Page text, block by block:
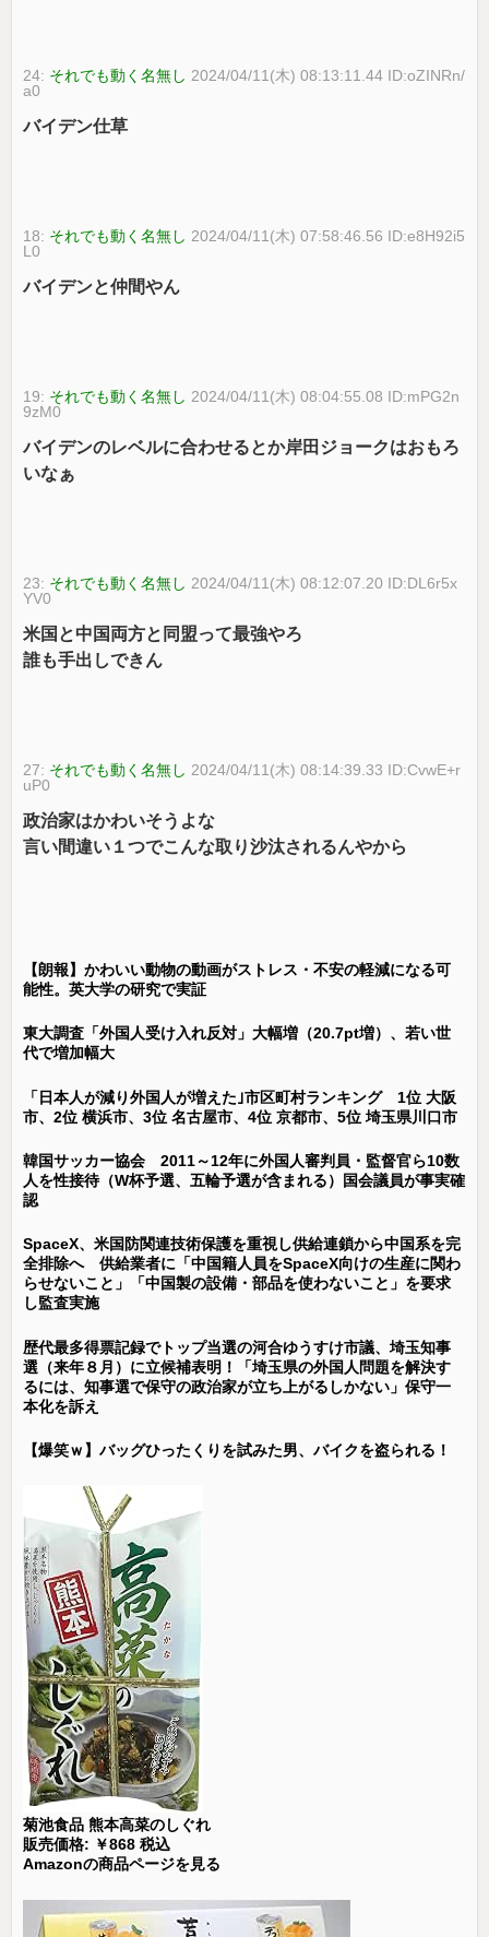
24: それでも動く名無し 2024/04/11(木) 08:13:11.44 ID:oZINRn/
a0
バイデン仕草
18: それでも動く名無し 2024/04/11(木) 07:58:46.56 ID:e8H92i5
L0
バイデンと仲間やん
19: それでも動く名無し 2024/04/11(木) 08:04:55.08 ID:mPG2n
9zM0
バイデンのレベルに合わせるとか岸田ジョークはおもろ
いなぁ
23: それでも動く名無し 2024/04/11(木) 08:12:07.20 ID:DL6r5x
YV0
米国と中国両方と同盟って最強やろ
誰も手出しできん
27: それでも動く名無し 2024/04/11(木) 08:14:39.33 ID:CvwE+r
uP0
政治家はかわいそうよな
言い間違い１つでこんな取り沙汰されるんやから
【朗報】かわいい動物の動画がストレス・不安の軽減になる可
能性。英大学の研究で実証
東大調査「外国人受け入れ反対」大幅増（20.7pt増）、若い世
代で増加幅大
「日本人が減り外国人が増えた｣市区町村ランキング 1位 大阪
市、2位 横浜市、3位 名古屋市、4位 京都市、5位 埼玉県川口市
韓国サッカー協会 2011～12年に外国人審判員・監督官ら10数
人を性接待（W杯予選、五輪予選が含まれる）国会議員が事実確
認
SpaceX、米国防関連技術保護を重視し供給連鎖から中国系を完
全排除へ 供給業者に「中国籍人員をSpaceX向けの生産に関わ
らせないこと」「中国製の設備・部品を使わないこと」を要求
し監査実施
歴代最多得票記録でトップ当選の河合ゆうすけ市議、埼玉知事
選（来年８月）に立候補表明！「埼玉県の外国人問題を解決す
るには、知事選で保守の政治家が立ち上がるしかない」保守一
本化を訴え
【爆笑ｗ】バッグひったくりを試みた男、バイクを盗られる！
菊池食品 熊本高菜のしぐれ
販売価格: ￥868 税込
Amazonの商品ページを見る